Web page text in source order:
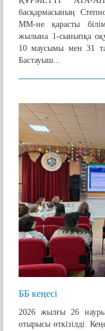
басқармасының
ММ-не қарасты
жылына 1-сыныпқа
10 маусымы мен 31
Бастауыш...
ББ кеңесі
2026 жылғы 26
отырысы өткізілді.